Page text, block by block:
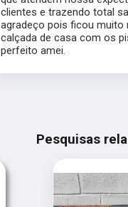
clientes e trazendo total
agradeço pois ficou muito
calçada de casa com os
perfeito amei.
Pesquisas